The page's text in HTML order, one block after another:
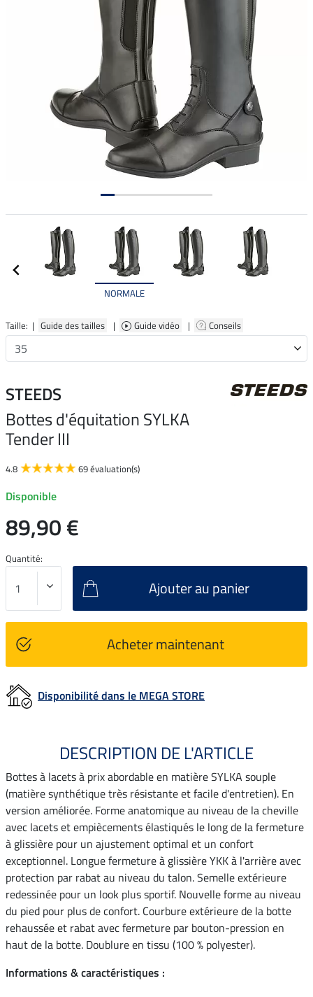
NORMALE
Taille: | Guide des tailles | Guide vidéo | Conseils
STEEDS
Bottes d'équitation SYLKA
Tender III
4.8 69 évaluation(s)
Disponible
89,90 €
Quantité:
Ajouter au panier
Acheter maintenant
Disponibilité dans le MEGA STORE
DESCRIPTION DE L'ARTICLE
Bottes à lacets à prix abordable en matière SYLKA souple
(matière synthétique très résistante et facile d'entretien). En
version améliorée. Forme anatomique au niveau de la cheville
avec lacets et empiècements élastiqués le long de la fermeture
à glissière pour un ajustement optimal et un confort
exceptionnel. Longue fermeture à glissière YKK à l'arrière avec
protection par rabat au niveau du talon. Semelle extérieure
redessinée pour un look plus sportif. Nouvelle forme au niveau
du pied pour plus de confort. Courbure extérieure de la botte
rehaussée et rabat avec fermeture par bouton-pression en
haut de la botte. Doublure en tissu (100 % polyester).
Informations & caractéristiques :